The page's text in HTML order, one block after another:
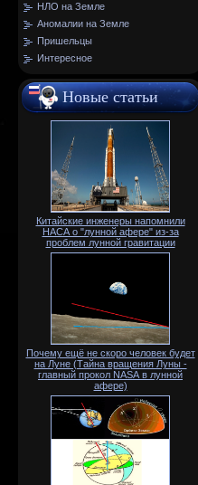
НЛО на Земле
Аномалии на Земле
Пришельцы
Интересное
Новые статьи
Китайские инженеры напомнили
НАСА о "лунной афере" из-за
проблем лунной гравитации
Почему ещё не скоро человек будет
на Луне (Тайна вращения Луны -
главный прокол NАSА в лунной
афере)